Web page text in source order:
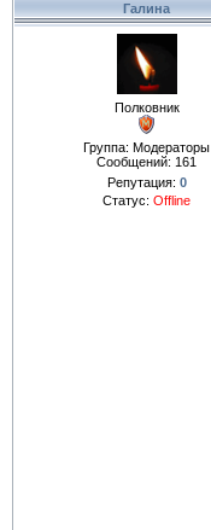
Галина
Полковник
Группа: Модераторы
Сообщений: 161
Репутация: 0
Статус: Offline